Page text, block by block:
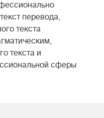
перевода,
текста
текста и
сферы